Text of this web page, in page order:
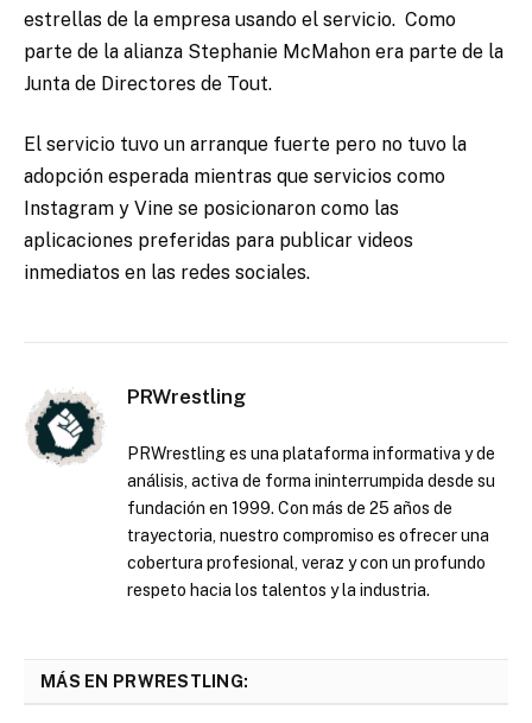
estrellas de la empresa usando el servicio. Como
parte de la alianza Stephanie McMahon era parte de la
Junta de Directores de Tout.
El servicio tuvo un arranque fuerte pero no tuvo la
adopción esperada mientras que servicios como
Instagram y Vine se posicionaron como las
aplicaciones preferidas para publicar videos
inmediatos en las redes sociales.
PRWrestling
PRWrestling es una plataforma informativa y de
análisis, activa de forma ininterrumpida desde su
fundación en 1999. Con más de 25 años de
trayectoria, nuestro compromiso es ofrecer una
cobertura profesional, veraz y con un profundo
respeto hacia los talentos y la industria.
MÁS EN PRWRESTLING: